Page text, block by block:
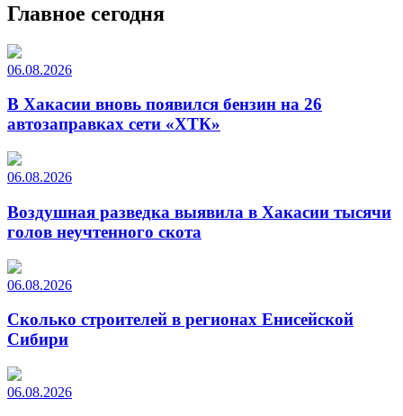
Главное сегодня
06.08.2026
В Хакасии вновь появился бензин на 26
автозаправках сети «ХТК»
06.08.2026
Воздушная разведка выявила в Хакасии тысячи
голов неучтенного скота
06.08.2026
Сколько строителей в регионах Енисейской
Сибири
06.08.2026